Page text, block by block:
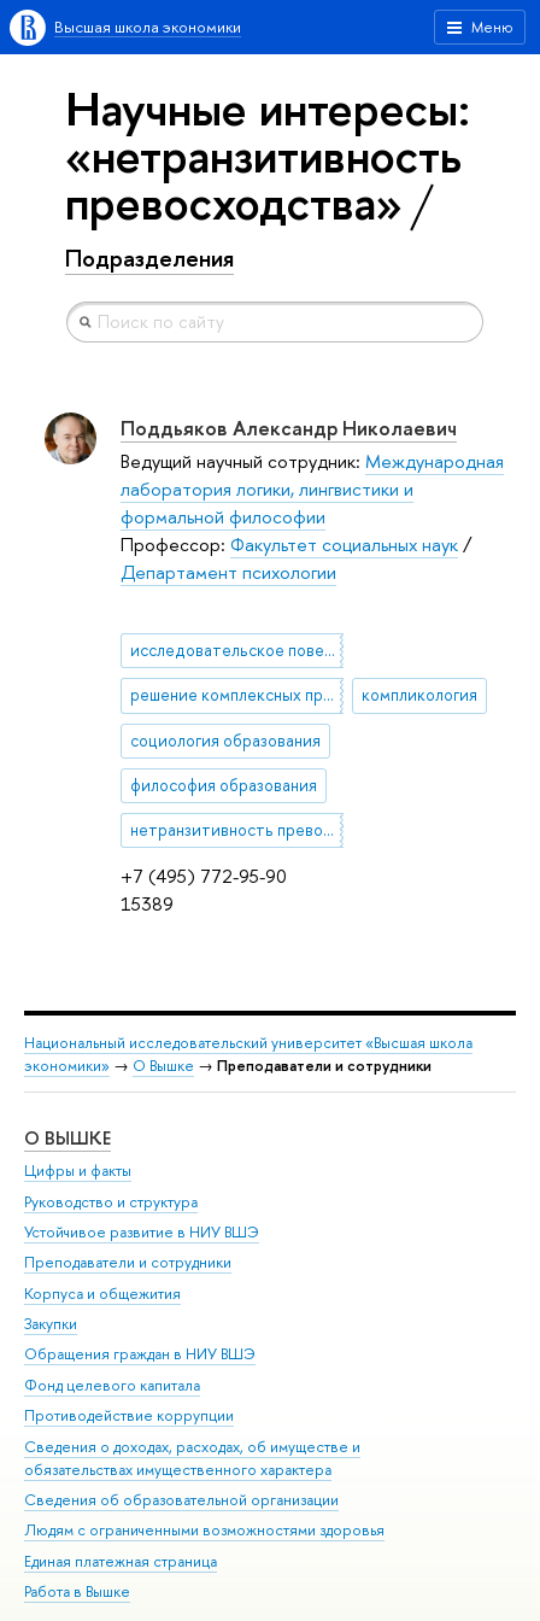
Меню
Высшая школа экономики
Научные интересы:
«нетранзитивность
превосходства»
Подразделения
+7 (495) 772-95-90
15389
Поддьяков Александр Николаевич
Ведущий научный сотрудник: Международная
лаборатория логики, лингвистики и
формальной философии
Профессор: Факультет социальных наук/
Департамент психологии
исследовательское поведение
решение комплексных проблем компликология
социология образования
философия образования
нетранзитивность превосходства
Национальный исследовательский университет «Высшая школа
экономики» → О Вышке → Преподаватели и сотрудники
О ВЫШКЕ
Цифры и факты
Руководство и структура
Устойчивое развитие в НИУ ВШЭ
Преподаватели и сотрудники
Корпуса и общежития
Закупки
Обращения граждан в НИУ ВШЭ
Фонд целевого капитала
Противодействие коррупции
Сведения о доходах, расходах, об имуществе и
обязательствах имущественного характера
Сведения об образовательной организации
Людям с ограниченными возможностями здоровья
Единая платежная страница
Работа в Вышке